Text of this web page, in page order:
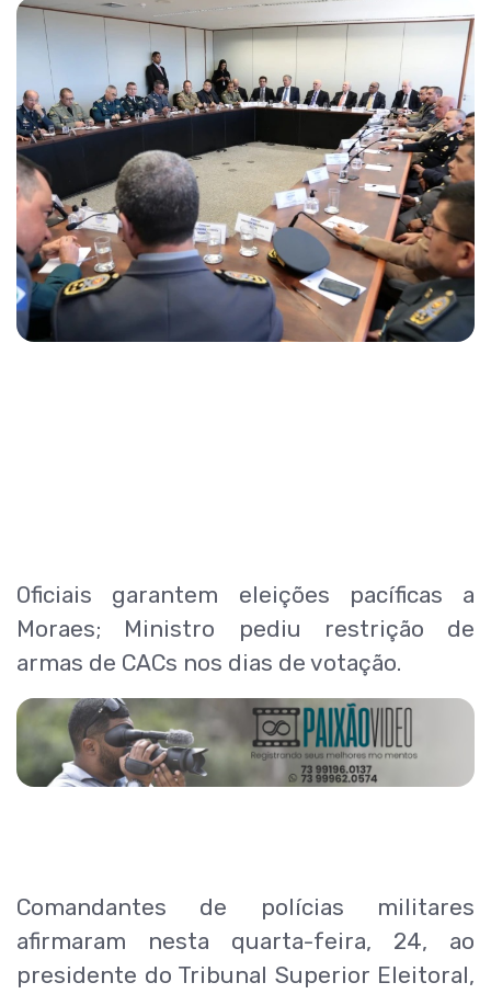
Oficiais garantem eleições pacíficas a
Moraes; Ministro pediu restrição de
armas de CACs nos dias de votação.
Comandantes de polícias militares
afirmaram nesta quarta-feira, 24, ao
presidente do Tribunal Superior Eleitoral,